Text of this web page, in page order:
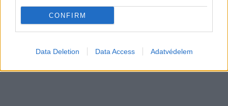
CONFIRM
Data Deletion Data Access Adatvédelem